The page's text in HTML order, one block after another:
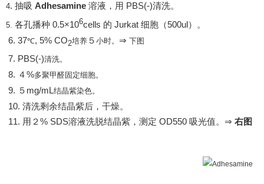
4. 抽吸 Adhesamine 溶液，用 PBS(-)清洗。
各孔播种 0.5×106cells 的 Jurkat 细胞（500ul）。
37℃, 5% CO2培养５ 小时。 ⇒ 下图
PBS(-)清洗。
４%多聚甲醛固定细胞。
５mg/mL结晶紫染色。
清洗剩余结晶紫后，干燥。
用 ２% SDS溶液洗脱结晶紫，测定 OD550 吸光值。 ⇒ 右图